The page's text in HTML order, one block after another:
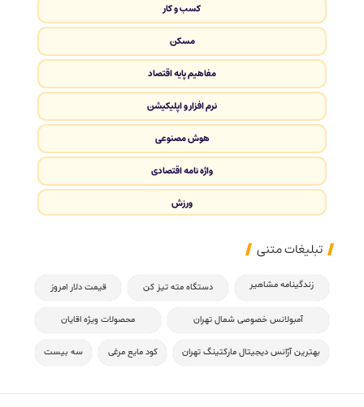
کسب و کار
مسکن
مفاهیم پایه اقتصاد
نرم افزار و اپلیکیشن
هوش مصنوعی
واژه نامه اقتصادی
ورزش
تبلیغات متنی
زندگینامه مشاهیر دستگاه مته تیز کن قیمت دلار امروز
آمبولانس خصوصی شمال تهران محصولات ویژه اقایان
بهترین آژانس دیجیتال مارکتینگ تهران کود مایع مرغی سه بیست